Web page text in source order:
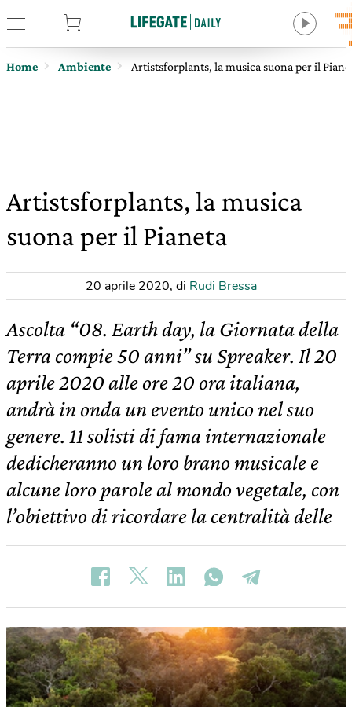
Home Ambiente Artistsforplants, la musica suona per il
Artistsforplants, la musica
suona per il Pianeta
20 aprile 2020, di Rudi Bressa
Ascolta “08. Earth day, la Giornata della
Terra compie 50 anni” su Spreaker. Il 20
aprile 2020 alle ore 20 ora italiana,
andrà in onda un evento unico nel suo
genere. 11 solisti di fama internazionale
dedicheranno un loro brano musicale e
alcune loro parole al mondo vegetale, con
l’obiettivo di ricordare la centralità delle